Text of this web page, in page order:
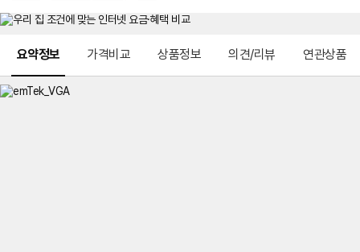
요약정보 가격비교 상품정보 의견/리뷰 연관상품